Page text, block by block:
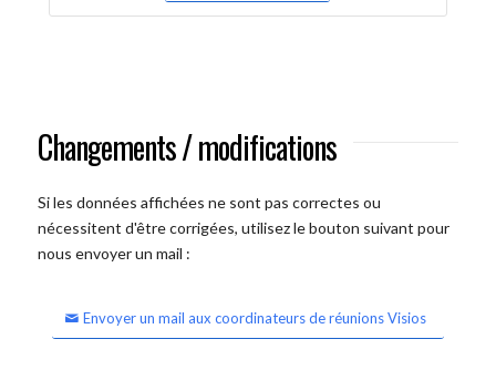
Changements / modifications
Si les données affichées ne sont pas correctes ou
nécessitent d'être corrigées, utilisez le bouton suivant pour
nous envoyer un mail :
Envoyer un mail aux coordinateurs de réunions Visios